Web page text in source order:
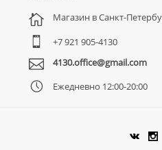
Магазин в Санкт-
+7 921 905-4130
4130.office@gmail.com
Ежедневно 12:00-20:00